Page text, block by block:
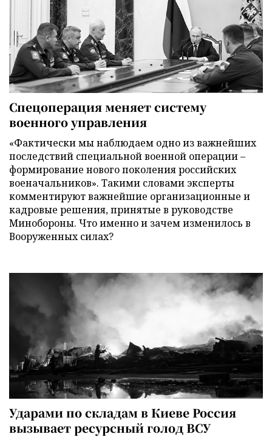
Спецоперация меняет систему
военного управления
«Фактически мы наблюдаем одно из важнейших
последствий специальной военной операции –
формирование нового поколения российских
военачальников». Такими словами эксперты
комментируют важнейшие организационные и
кадровые решения, принятые в руководстве
Минобороны. Что именно и зачем изменилось в
Вооруженных силах?
Ударами по складам в Киеве Россия
вызывает ресурсный голод ВСУ